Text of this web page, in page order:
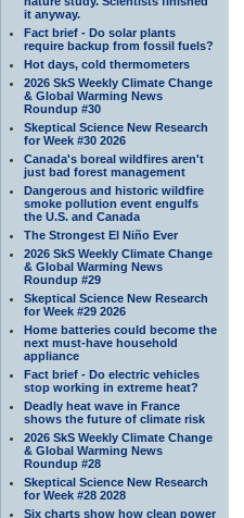
it anyway.
Fact brief - Do solar plants
require backup from fossil fuels?
Hot days, cold thermometers
2026 SkS Weekly Climate Change
& Global Warming News
Roundup #30
Skeptical Science New Research
for Week #30 2026
Canada's boreal wildfires aren't
just bad forest management
Dangerous and historic wildfire
smoke pollution event engulfs
the U.S. and Canada
The Strongest El Niño Ever
2026 SkS Weekly Climate Change
& Global Warming News
Roundup #29
Skeptical Science New Research
for Week #29 2026
Home batteries could become the
next must-have household
appliance
Fact brief - Do electric vehicles
stop working in extreme heat?
Deadly heat wave in France
shows the future of climate risk
2026 SkS Weekly Climate Change
& Global Warming News
Roundup #28
Skeptical Science New Research
for Week #28 2028
Six charts show how clean power